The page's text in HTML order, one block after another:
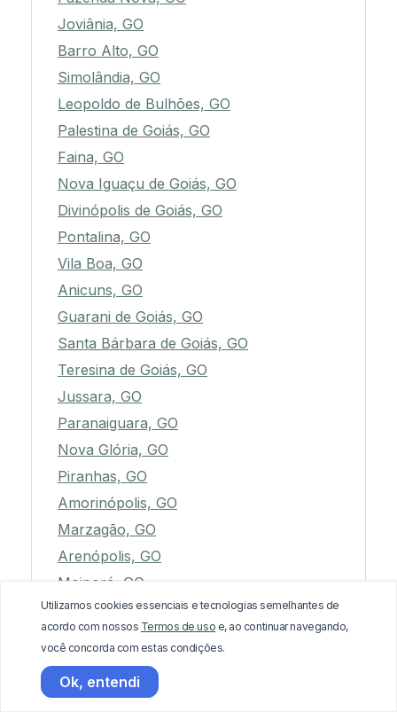
Joviânia, GO
Barro Alto, GO
Simolândia, GO
Leopoldo de Bulhões, GO
Palestina de Goiás, GO
Faina, GO
Nova Iguaçu de Goiás, GO
Divinópolis de Goiás, GO
Pontalina, GO
Vila Boa, GO
Anicuns, GO
Guarani de Goiás, GO
Santa Bárbara de Goiás, GO
Teresina de Goiás, GO
Jussara, GO
Paranaiguara, GO
Nova Glória, GO
Piranhas, GO
Amorinópolis, GO
Marzagão, GO
Arenópolis, GO
Moiporá, GO
Jaupaci, GO
Doverlândia, GO
Professor Jamil, GO
Campinorte, GO
Utilizamos cookies essenciais e tecnologias semelhantes de
acordo com nossos Termos de uso e, ao continuar navegando,
você concorda com estas condições.
Ok, entendi